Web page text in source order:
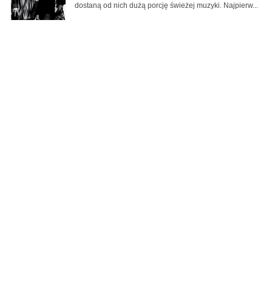
dostaną od nich dużą porcję świeżej muzyki. Najpierw...